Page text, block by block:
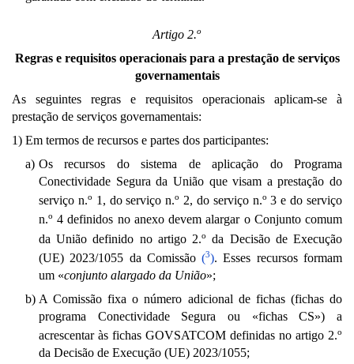
Artigo 2.o
Regras e requisitos operacionais para a prestação de serviços
governamentais
As seguintes regras e requisitos operacionais aplicam-se à
prestação de serviços governamentais:
1) Em termos de recursos e partes dos participantes:
a) Os recursos do sistema de aplicação do Programa
Conectividade Segura da União que visam a prestação do
serviço n.o 1, do serviço n.o 2, do serviço n.o 3 e do serviço
n.o 4 definidos no anexo devem alargar o Conjunto comum
da União definido no artigo 2.o
da Decisão de Execução
(UE) 2023/1055 da Comissão(3). Esses recursos formam
um «conjunto alargado da União»;
b) A Comissão fixa o número adicional de fichas (fichas do
programa Conectividade Segura ou «fichas CS») a
acrescentar às fichas GOVSATCOM definidas no artigo 2.o
da Decisão de Execução (UE) 2023/1055;